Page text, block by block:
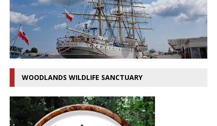
WOODLANDS WILDLIFE SANCTUARY